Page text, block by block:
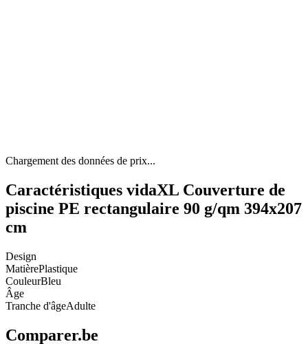
Chargement des données de prix...
Caractéristiques vidaXL Couverture de
piscine PE rectangulaire 90 g/qm 394x207
cm
Design
MatièrePlastique
CouleurBleu
Âge
Tranche d'âgeAdulte
Comparer.be